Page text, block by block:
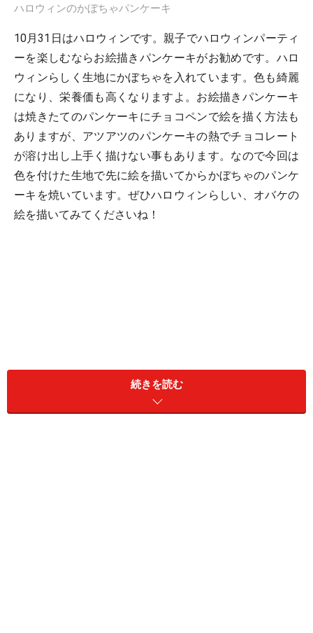
ハロウィンのかぼちゃパンケーキ
10月31日はハロウィンです。親子でハロウィンパーティ
ーを楽しむならお絵描きパンケーキがお勧めです。ハロ
ウィンらしく生地にかぼちゃを入れています。色も綺麗
になり、栄養価も高くなりますよ。お絵描きパンケーキ
は焼きたてのパンケーキにチョコペンで絵を描く方法も
ありますが、アツアツのパンケーキの熱でチョコレート
が溶け出し上手く描けない事もあります。なので今回は
色を付けた生地で先に絵を描いてからかぼちゃのパンケ
ーキを焼いています。ぜひハロウィンらしい、オバケの
絵を描いてみてくださいね！
続きを読む